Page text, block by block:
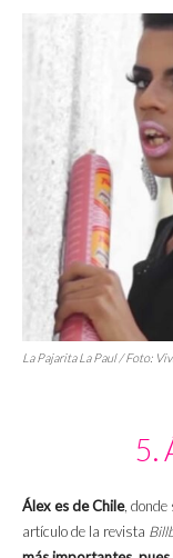
La Pajarita La Paul / Foto:
5.
Álex es de Chile, donde
artículo de la revista